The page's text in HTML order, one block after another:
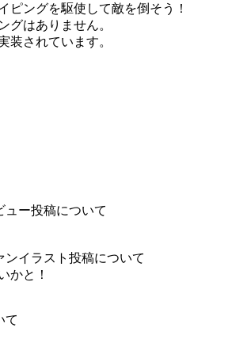
ピングを駆使して敵を倒そう！
グはありません。
装されています。
ュー投稿について
イラスト投稿について
かと！
て